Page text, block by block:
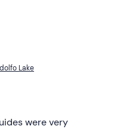
Lake
were very